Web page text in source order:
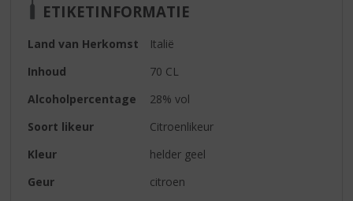
ETIKETINFORMATIE
Land van Herkomst
Italië
Inhoud
70 CL
Alcoholpercentage
28% vol
Soort likeur
Citroenlikeur
Kleur
helder geel
Geur
citroen